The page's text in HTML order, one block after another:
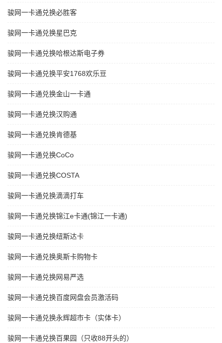
骏网一卡通兑换必胜客
骏网一卡通兑换星巴克
骏网一卡通兑换哈根达斯电子券
骏网一卡通兑换平安1768欢乐豆
骏网一卡通兑换金山一卡通
骏网一卡通兑换汉购通
骏网一卡通兑换肯德基
骏网一卡通兑换CoCo
骏网一卡通兑换COSTA
骏网一卡通兑换滴滴打车
骏网一卡通兑换锦江e卡通(锦江一卡通)
骏网一卡通兑换纽斯达卡
骏网一卡通兑换奥斯卡购物卡
骏网一卡通兑换网易严选
骏网一卡通兑换百度网盘会员激活码
骏网一卡通兑换永辉超市卡（实体卡）
骏网一卡通兑换百果园（只收88开头的）